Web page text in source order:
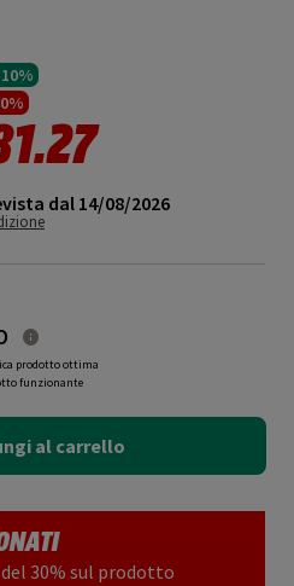
da
dal 14/08/2026
prodotto ottima
funzionante
al carrello
30% sul prodotto